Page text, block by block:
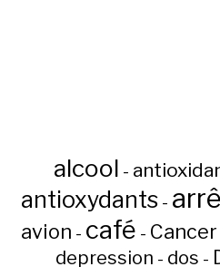
alcool -
antioxydants -
avion - café - Cancer
depression - dos -